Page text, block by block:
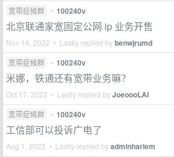
宽带症候群 • 100240v
北京联通家宽固定公网 ip 业务开售
Nov 14, 2022 • Lastly replied bybenwjrumd
宽带症候群 • 100240v
米娜，铁通还有宽带业务嘛？
Oct 17, 2022 • Lastly replied byJoeoooLAI
宽带症候群 • 100240v
工信部可以投诉广电了
Aug 1, 2022 • Lastly replied byadminharlem